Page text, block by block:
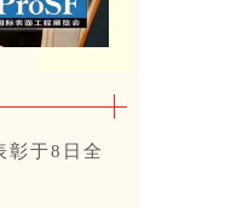
彰于8日全